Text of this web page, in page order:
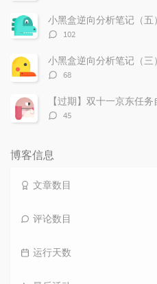
数：
小黑盒逆向分析笔记（五
评
数：
102
小黑盒逆向分析笔记（三）
评
数：
68
【过期】双十一京东任务
评
45
博客信息
文章数目
评论数目
运行天数